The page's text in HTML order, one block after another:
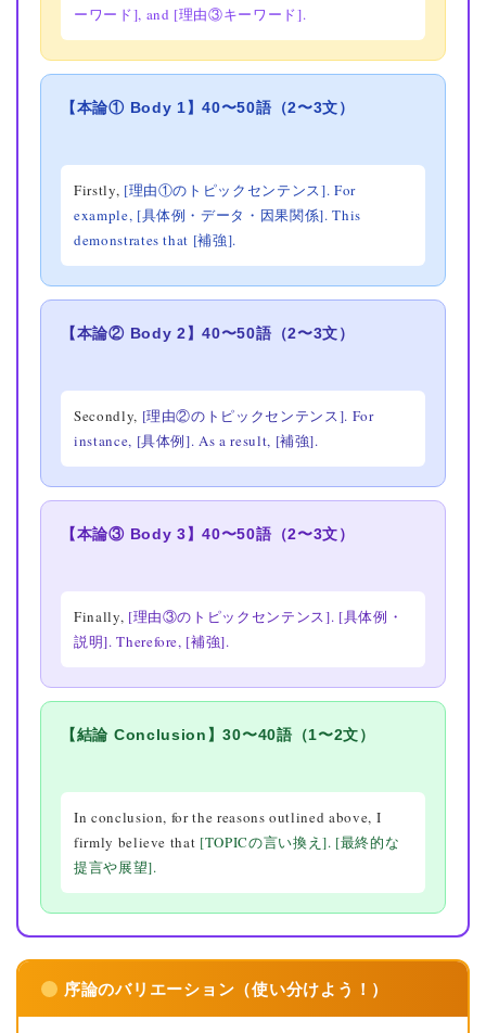
ーワード], and [理由③キーワード].
【本論① Body 1】40〜50語（2〜3文）
Firstly, [理由①のトピックセンテンス]. For
example, [具体例・データ・因果関係]. This
demonstrates that [補強].
【本論② Body 2】40〜50語（2〜3文）
Secondly, [理由②のトピックセンテンス]. For
instance, [具体例]. As a result, [補強].
【本論③ Body 3】40〜50語（2〜3文）
Finally, [理由③のトピックセンテンス]. [具体例・
説明]. Therefore, [補強].
【結論 Conclusion】30〜40語（1〜2文）
In conclusion, for the reasons outlined above, I
firmly believe that [TOPICの言い換え]. [最終的な
提言や展望].
序論のバリエーション（使い分けよう！）